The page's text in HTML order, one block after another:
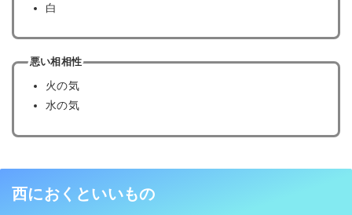
白
悪い相相性
火の気
水の気
西におくといいもの